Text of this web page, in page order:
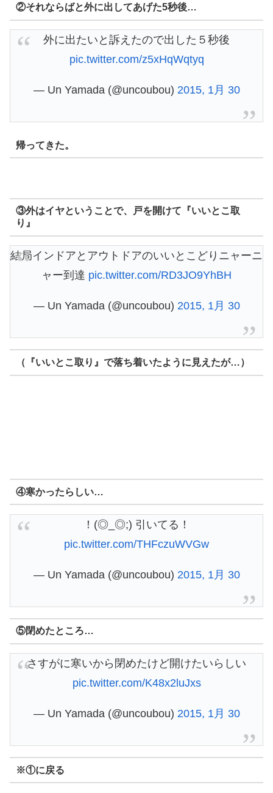
②それならばと外に出してあげた5秒後…
外に出たいと訴えたので出した５秒後
pic.twitter.com/z5xHqWqtyq
— Un Yamada (@uncoubou) 2015, 1月 30
帰ってきた。
③外はイヤということで、戸を開けて『いいとこ取
り』
結局インドアとアウトドアのいいとこどりニャーニ
ャー到達 pic.twitter.com/RD3JO9YhBH
— Un Yamada (@uncoubou) 2015, 1月 30
（『いいとこ取り』で落ち着いたように見えたが…）
④寒かったらしい…
！(◎_◎;) 引いてる！
pic.twitter.com/THFczuWVGw
— Un Yamada (@uncoubou) 2015, 1月 30
⑤閉めたところ…
さすがに寒いから閉めたけど開けたいらしい
pic.twitter.com/K48x2luJxs
— Un Yamada (@uncoubou) 2015, 1月 30
※①に戻る